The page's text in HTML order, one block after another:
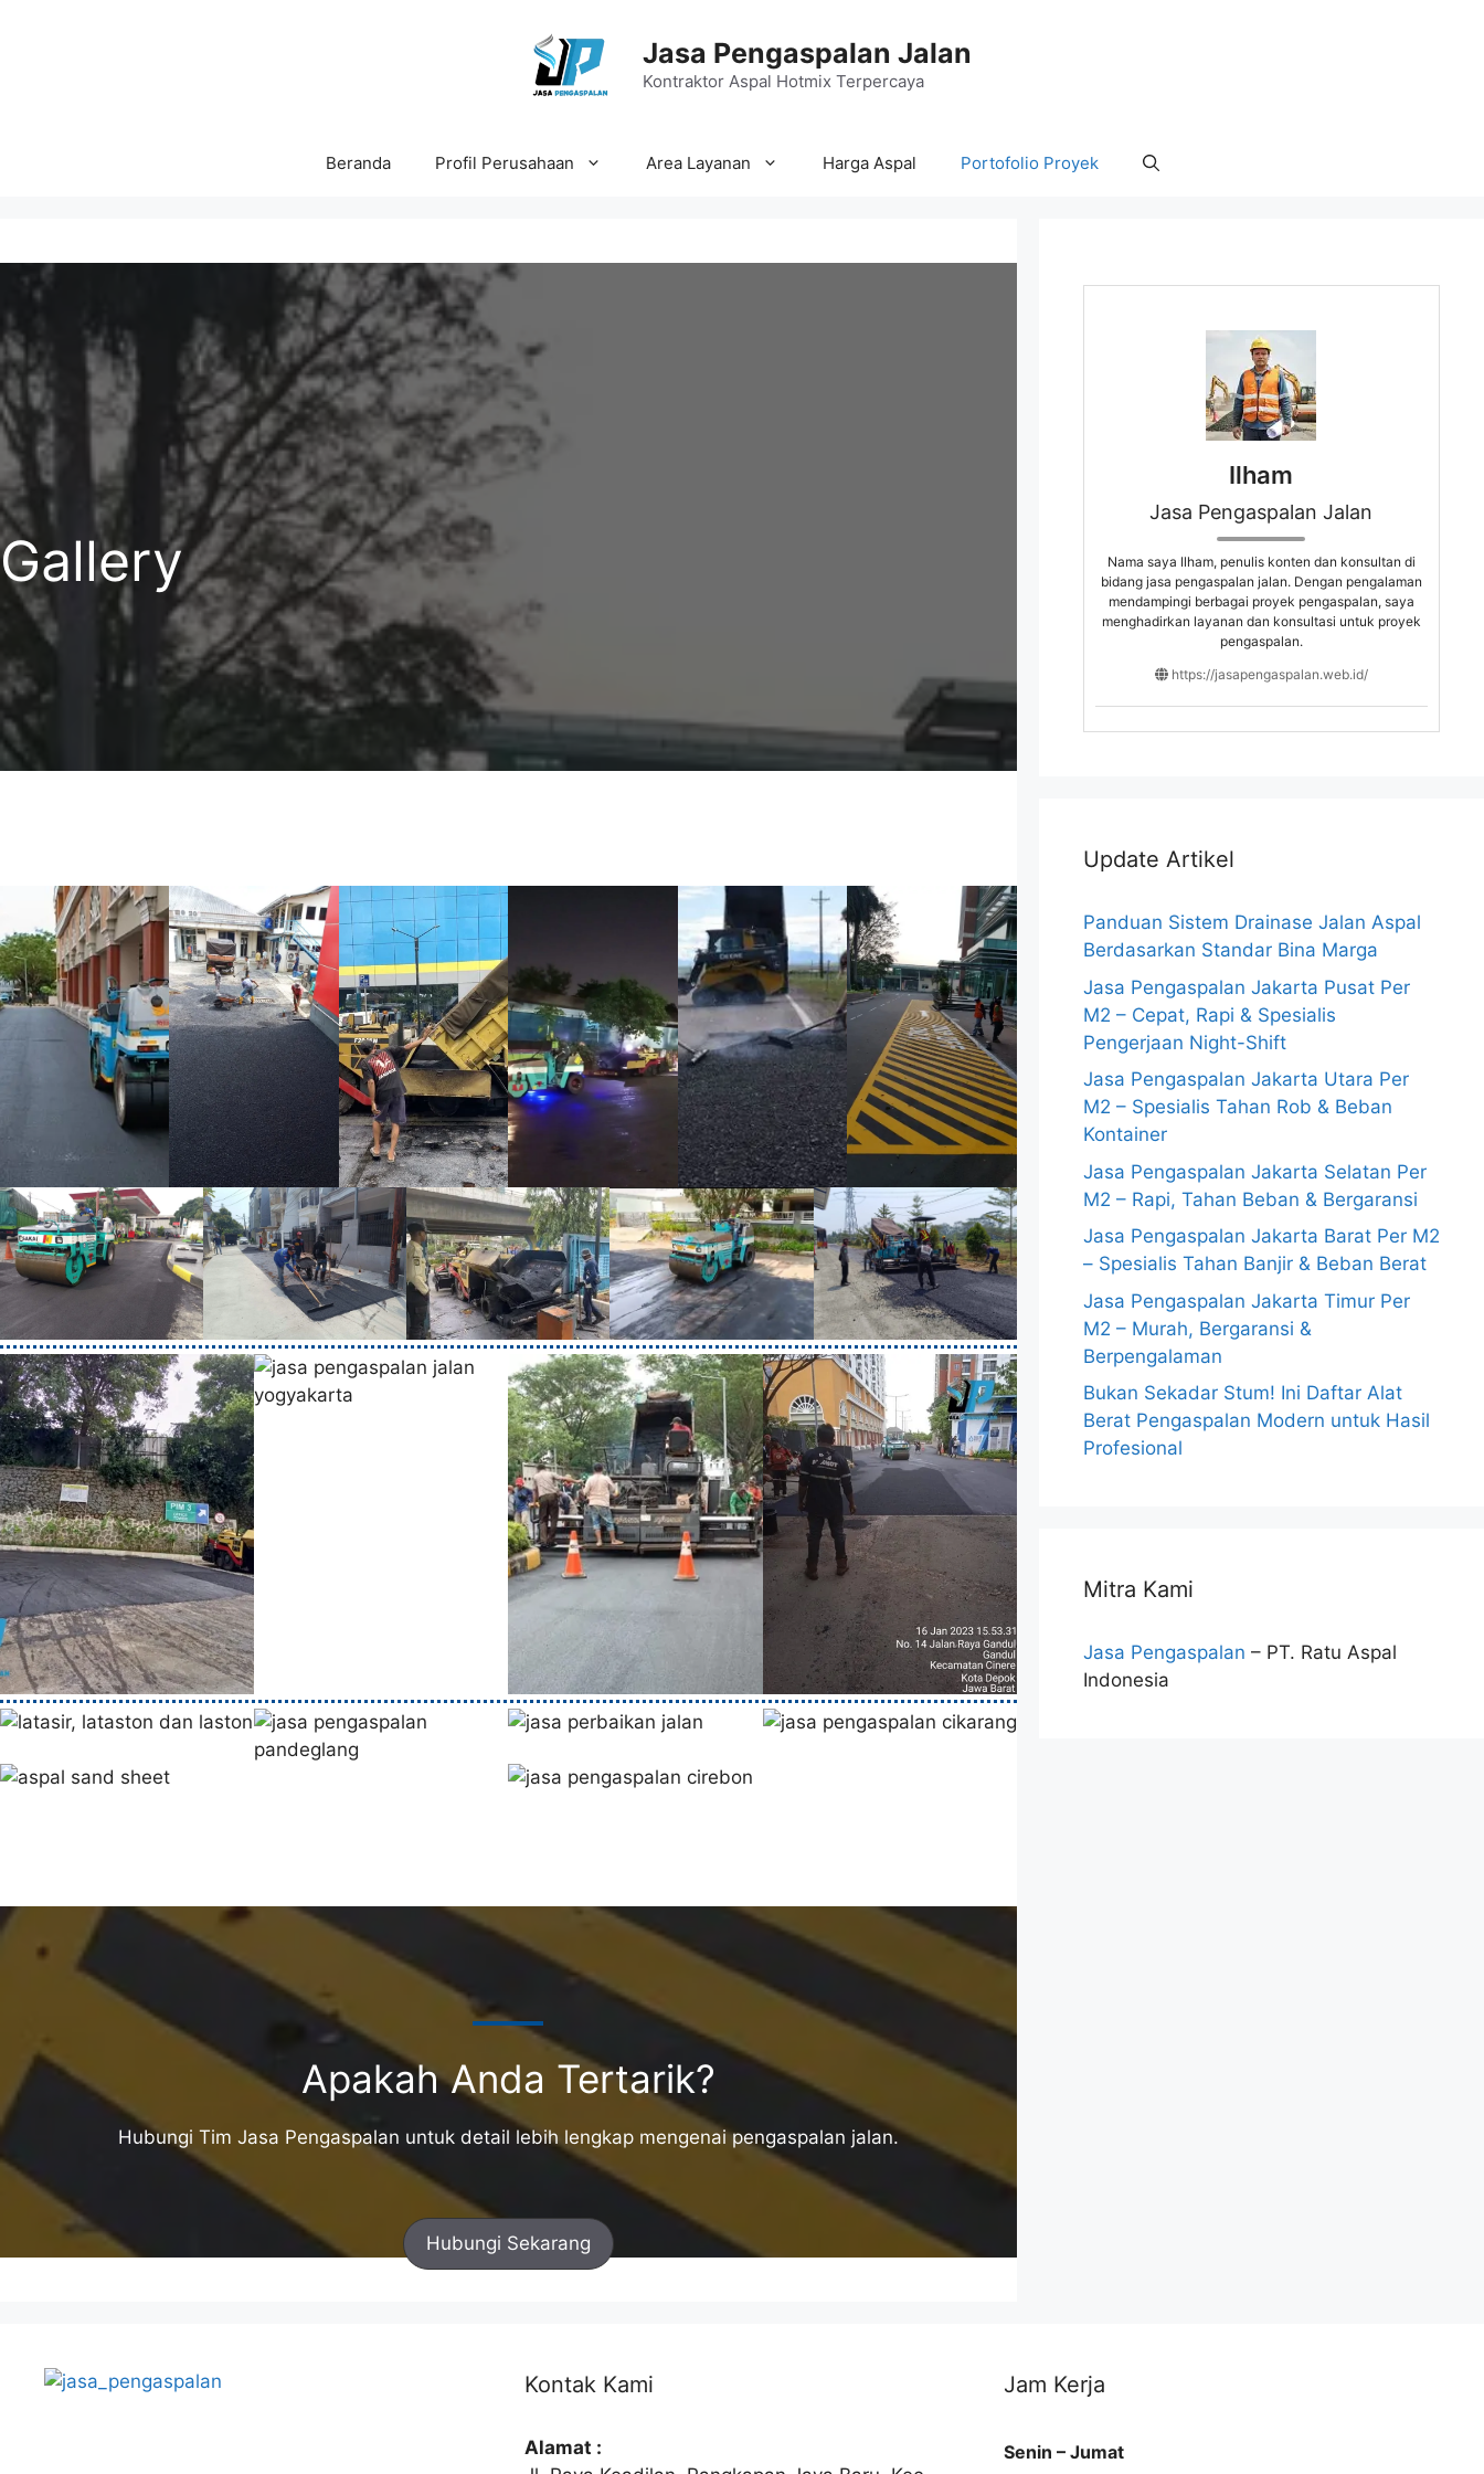
Jasa Pengaspalan Jalan
Kontraktor Aspal Hotmix Terpercaya
Beranda Profil Perusahaan Area Layanan Harga Aspal Portofolio Proyek
Gallery​
Apakah Anda Tertarik?
Hubungi Tim Jasa Pengaspalan untuk detail lebih lengkap mengenai pengaspalan jalan.
Hubungi Sekarang
Ilham
Jasa Pengaspalan Jalan
Nama saya Ilham, penulis konten dan konsultan di
bidang jasa pengaspalan jalan. Dengan pengalaman
mendampingi berbagai proyek pengaspalan, saya
menghadirkan layanan dan konsultasi untuk proyek
pengaspalan.
https://jasapengaspalan.web.id/
Update Artikel
Panduan Sistem Drainase Jalan Aspal
Berdasarkan Standar Bina Marga
Jasa Pengaspalan Jakarta Pusat Per
M2 – Cepat, Rapi & Spesialis
Pengerjaan Night-Shift
Jasa Pengaspalan Jakarta Utara Per
M2 – Spesialis Tahan Rob & Beban
Kontainer
Jasa Pengaspalan Jakarta Selatan Per
M2 – Rapi, Tahan Beban & Bergaransi
Jasa Pengaspalan Jakarta Barat Per M2
– Spesialis Tahan Banjir & Beban Berat
Jasa Pengaspalan Jakarta Timur Per
M2 – Murah, Bergaransi &
Berpengalaman
Bukan Sekadar Stum! Ini Daftar Alat
Berat Pengaspalan Modern untuk Hasil
Profesional
Mitra Kami
Jasa Pengaspalan – PT. Ratu Aspal
Indonesia
Kontak Kami
Alamat :
Jam Kerja
Senin – Jumat